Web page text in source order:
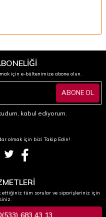
için e-bültenimize abone olun.
ABONE OL
kabul ediyorum.
olmak için bizi Takip Edin!
ettiğiniz tüm sorular ve siparişleriniz için
683 43 13